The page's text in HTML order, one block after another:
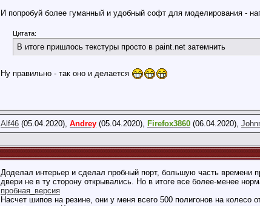
И попробуй более гуманный и удобный софт для моделирования -
Цитата:
В итоге пришлось текстуры просто в paint.net затемнить
Ну правильно - так оно и делается
Alf46 (05.04.2020), Andrey (05.04.2020), Firefox3860 (06.04.2020),
Доделал интерьер и сделал пробный порт, большую часть времени
двери не в ту сторону открывались. Но в итоге все более-менее
пробная_версия
Насчет шипов на резине, они у меня всего 500 полигонов на колесо